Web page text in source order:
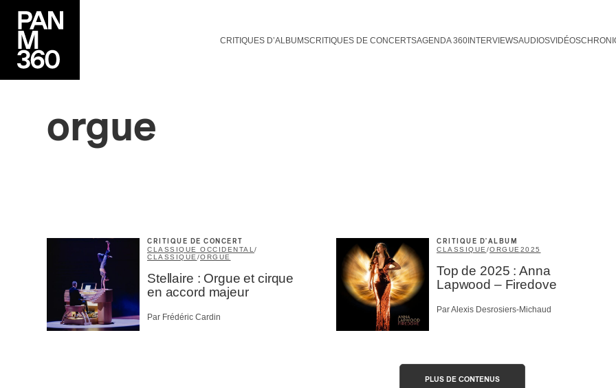
CRITIQUES D’ALBUMSCRITIQUES DE CONCERTSAGENDA 360INTERVIEWSAUDIOSVIDÉOS
orgue
CRITIQUE DE CONCERT
CLASSIQUE OCCIDENTAL /
CLASSIQUE /ORGUE
Stellaire : Orgue et cirque
en accord majeur
Par Frédéric Cardin
CRITIQUE D'ALBUM
CLASSIQUE /ORGUE 2025
Top de 2025 : Anna
Lapwood – Firedove
Par Alexis Desrosiers-Michaud
PLUS DE CONTENUS